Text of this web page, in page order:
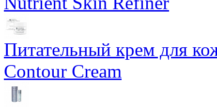
Питательный крем для
Contour Cream